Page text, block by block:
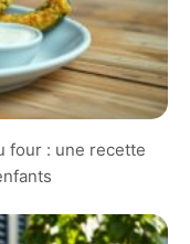
four : une recette